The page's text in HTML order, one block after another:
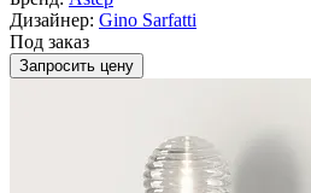
Дизайнер: Gino Sarfatti
Под заказ
Запросить цену